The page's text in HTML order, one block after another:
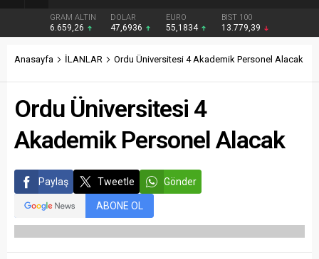
GRAM ALTIN
6.659,26
DOLAR
47,6936
EURO
55,1834
BIST 100
13.779,39
Anasayfa İLANLAR Ordu Üniversitesi 4 Akademik Personel Alacak
Ordu Üniversitesi 4
Akademik Personel Alacak
Paylaş Tweetle Gönder
ABONE OL